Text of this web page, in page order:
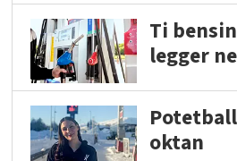
Ti
legger
oktan